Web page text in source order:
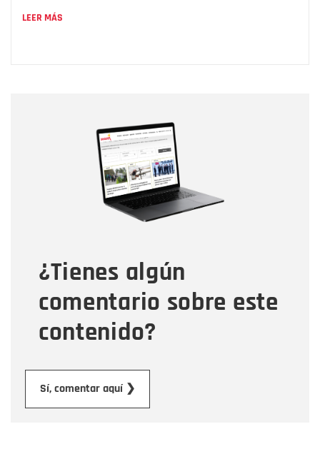
LEER MÁS
¿Tienes algún
comentario sobre este
contenido?
Sí, comentar aquí ❯
Correo electrónico
Tipo de comentario
Mensaje